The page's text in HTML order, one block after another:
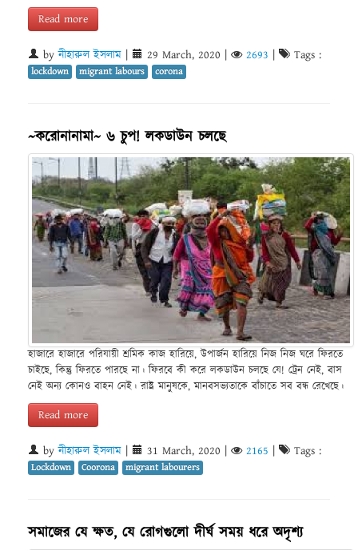
Read more
byনীহারুল ইসলাম 29 March, 2020 2693 Tags :
lockdown migrant labours corona
~করোনানামা~ ৬ চুপ! লকডাউন চলছে
হাজারে হাজারে পরিযায়ী শ্রমিক কাজ হারিয়ে, উপার্জন হারিয়ে নিজ নিজ ঘরে ফিরতে
চাইছে, কিন্তু ফিরতে পারছে না। ফিরবে কী করে লকডাউন চলছে যে! ট্রেন নেই, বাস
নেই অন্য কোনও বাহন নেই। রাষ্ট্র মানুষকে, মানবসভ্যতাকে বাঁচাতে সব বন্ধ রেখেছে।
Read more
byনীহারুল ইসলাম 31 March, 2020 2165 Tags :
Lockdown Coorona migrant labourers
সমাজের যে ক্ষত, যে রোগগুলো দীর্ঘ সময় ধরে অদৃশ্য